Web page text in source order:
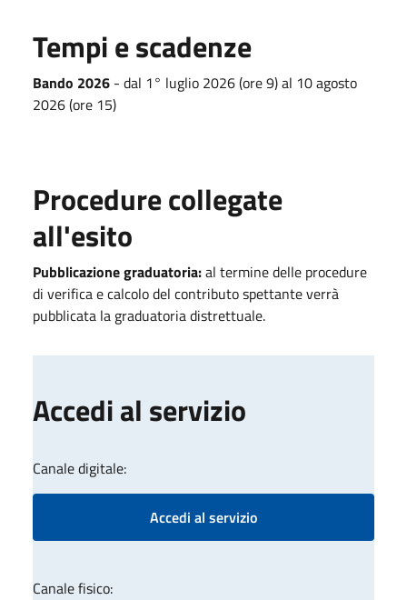
Tempi e scadenze
Bando 2026 - dal 1° luglio 2026 (ore 9) al 10 agosto
2026 (ore 15)
Procedure collegate
all'esito
Pubblicazione graduatoria:al termine delle procedure
di verifica e calcolo del contributo spettante verrà
pubblicata la graduatoria distrettuale.
Accedi al servizio
Canale digitale:
Accedi al servizio
Canale fisico: